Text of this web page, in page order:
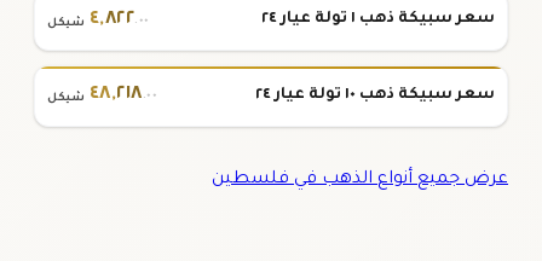
سعر سبيكة ذهب ١ تولة عيار ٢٤ ٤,٨٢٢.٠٠ شيكل
سعر سبيكة ذهب ١٠ تولة عيار ٢٤ ٤٨,٢١٨.٠٠ شيكل
عرض جميع أنواع الذهب في فلسطين